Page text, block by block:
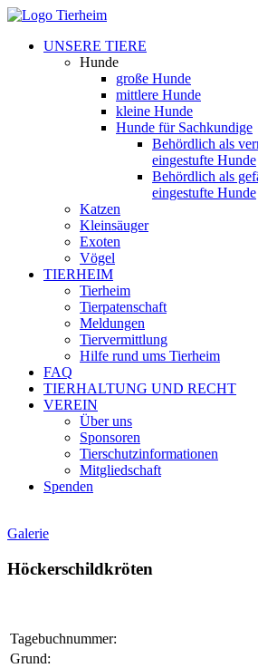
UNSERE TIERE
Hunde
große Hunde
mittlere Hunde
kleine Hunde
Hunde für Sachkundige
Behördlich als
eingestufte Hunde
Behördlich als
eingestufte Hunde
Katzen
Kleinsäuger
Exoten
Vögel
TIERHEIM
Tierheim
Tierpatenschaft
Meldungen
Tiervermittlung
Hilfe rund ums Tierheim
FAQ
TIERHALTUNG UND RECHT
VEREIN
Über uns
Sponsoren
Tierschutzinformationen
Mitgliedschaft
Spenden
Galerie
Höckerschildkröten
Tagebuchnummer:
Grund: